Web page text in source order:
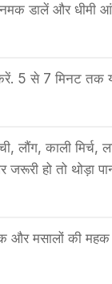
डालें और धीमी
5 से 7 मिनट तक
लौंग, काली मिर्च,
हो तो थोड़ा
और मसालों की